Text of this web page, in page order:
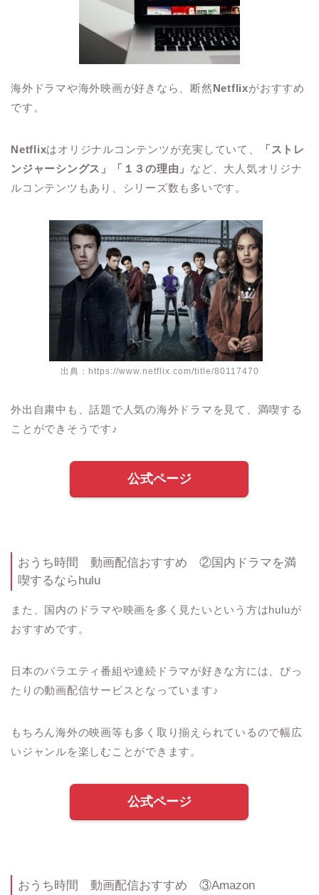
海外ドラマや海外映画が好きなら、断然Netflixがおすすめ
です。
Netflixはオリジナルコンテンツが充実していて、
「ストレ
ンジャーシングス」「１３の理由」 など、大人気オリジナ
ルコンテンツもあり、シリーズ数も多いです。
出典：https://www.netflix.com/title/80117470
外出自粛中も、話題で人気の海外ドラマを見て、満喫する
ことができそうです♪
公式ページ
おうち時間 動画配信おすすめ ②国内ドラマを満
喫するならhulu
また、国内のドラマや映画を多く見たいという方はhuluが
おすすめです。
日本のバラエティ番組や連続ドラマが好きな方には、ぴっ
たりの動画配信サービスとなっています♪
もちろん海外の映画等も多く取り揃えられているので幅広
いジャンルを楽しむことができます。
公式ページ
おうち時間 動画配信おすすめ ③Amazon